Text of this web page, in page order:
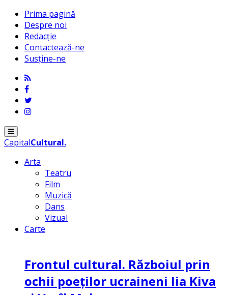
Prima pagină
Despre noi
Redacție
Contactează-ne
Susține-ne
Menu
CapitalCultural.
Arta
Teatru
Film
Muzică
Dans
Vizual
Carte
Frontul cultural. Războiul prin
ochii poeților ucraineni Iia Kiva